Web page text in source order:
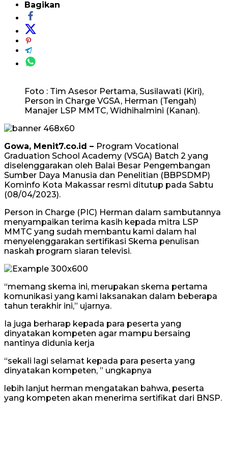
Bagikan
Foto : Tim Asesor Pertama, Susilawati (Kiri),
Person in Charge VGSA, Herman (Tengah)
Manajer LSP MMTC, Widhihalmini (Kanan).
Gowa, Menit7.co.id – Program Vocational
Graduation School Academy (VSGA) Batch 2 yang
diselenggarakan oleh Balai Besar Pengembangan
Sumber Daya Manusia dan Penelitian (BBPSDMP)
Kominfo Kota Makassar resmi ditutup pada Sabtu
(08/04/2023).
Person in Charge (PIC) Herman dalam sambutannya
menyampaikan terima kasih kepada mitra LSP
MMTC yang sudah membantu kami dalam hal
menyelenggarakan sertifikasi Skema penulisan
naskah program siaran televisi.
“memang skema ini, merupakan skema pertama
komunikasi yang kami laksanakan dalam beberapa
tahun terakhir ini,” ujarnya.
Ia juga berharap kepada para peserta yang
dinyatakan kompeten agar mampu bersaing
nantinya didunia kerja
“sekali lagi selamat kepada para peserta yang
dinyatakan kompeten, ” ungkapnya
lebih lanjut herman mengatakan bahwa, peserta
yang kompeten akan menerima sertifikat dari BNSP.